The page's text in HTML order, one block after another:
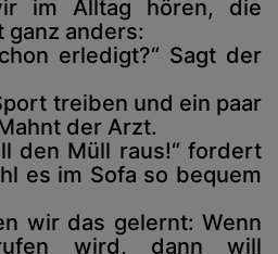
im Alltag hören, die
ganz anders:
erledigt?“ Sagt der
treiben und ein paar
der Arzt.
den Müll raus!“ fordert
es im Sofa so bequem
wir das gelernt: Wenn
wird, dann will